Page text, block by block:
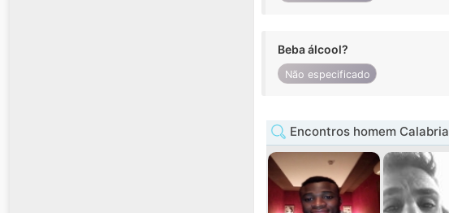
Beba álcool?
Não especificado
Encontros homem Calabria